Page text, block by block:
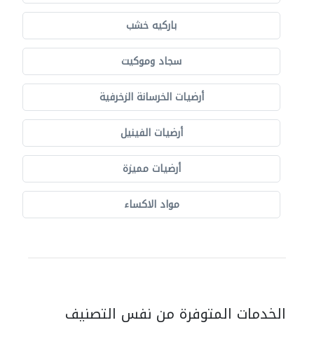
باركيه خشب
سجاد وموكيت
أرضيات الخرسانة الزخرفية
أرضيات الفينيل
أرضيات مميزة
مواد الاكساء
الخدمات المتوفرة من نفس التصنيف